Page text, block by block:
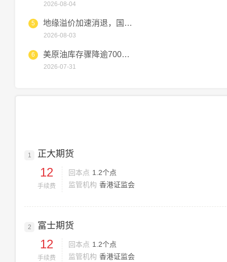
2026-08-04
5 地缘溢价加速消退，国际油价短
2026-08-03
6 美原油库存骤降逾700万桶，
2026-07-31
1 正大期货
12
手续费
回本点 1.2个点
监管机构 香港证监会
2 富士期货
12
手续费
回本点 1.2个点
监管机构 香港证监会